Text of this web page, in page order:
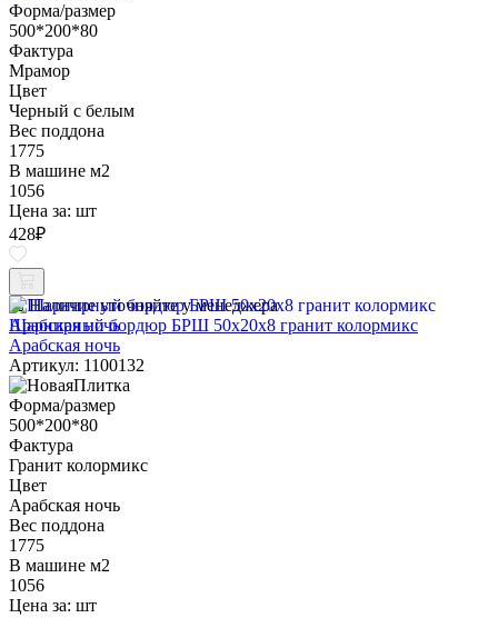
Форма/размер
500*200*80
Фактура
Мрамор
Цвет
Черный с белым
Вес поддона
1775
В машине м2
1056
Цена за: шт
428₽
Наличие уточняйте у менеджера
Шарнирный бордюр БРШ 50х20х8 гранит колормикс
Арабская ночь
Артикул: 1100132
Форма/размер
500*200*80
Фактура
Гранит колормикс
Цвет
Арабская ночь
Вес поддона
1775
В машине м2
1056
Цена за: шт